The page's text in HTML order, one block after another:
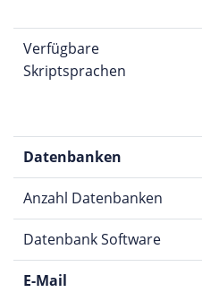
Verfügbare
Skriptsprachen
Datenbanken
Anzahl Datenbanken
Datenbank Software
E-Mail